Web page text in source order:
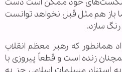
شکست‌های خود ممکن است دست
باز هم مثل قبل نخواهد توانست
رنگ سازد.
همانطور که رهبر معظم انقلاب
زنده است و قطعاً پیروزی با